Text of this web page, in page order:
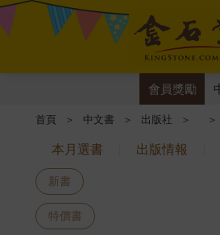
會員獎勵
首頁 ＞ 中文書 ＞ 出版社 ＞ ＞
本月選書 出版情報
新書
特價書